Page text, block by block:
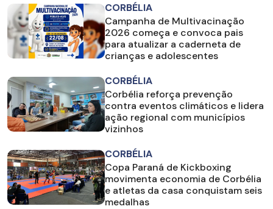
CORBÉLIA
Campanha de Multivacinação
2026 começa e convoca pais
para atualizar a caderneta de
crianças e adolescentes
CORBÉLIA
Corbélia reforça prevenção
contra eventos climáticos e lidera
ação regional com municípios
vizinhos
CORBÉLIA
Copa Paraná de Kickboxing
movimenta economia de Corbélia
e atletas da casa conquistam seis
medalhas